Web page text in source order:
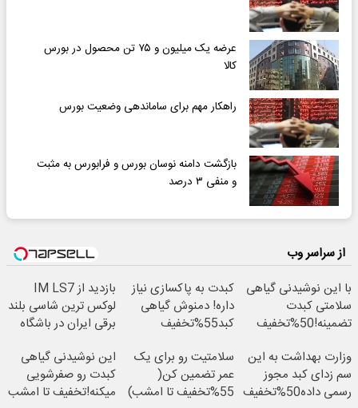
عرضه یک میلیون و ۷۵ تن محصول در بورس
کالا
راهکار مهم برای ساماندهی وضعیت بورس
بازگشت دامنه نوسان بورس و فرابورس به مثبت
و منفی ۳ درصد
از سراسر وب
با این نوشیدنی گیاهی
سلامتی کبدت
تضمینه!50%تخفیف
کبدت به پاکسازی نیاز
داره! دمنوش گیاهی
کبد55%تخفیف
بازدید از IM LS7
لوکس ترین شاسی بلند
برقی ایران در باشگاه
وزارت بهداشت به این
سم زدای کبد مجوز
رسمی داده50%تخفیف
سلامتیت رو برای یک
عمر تضمین کن(
55%تخفیف تا امشب)
این نوشیدنی گیاهی
کبدت رو صفرشویی
میکنه!تخفیف تا امشب